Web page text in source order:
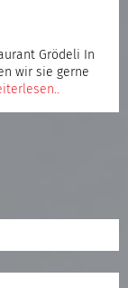
Grödeli In
wir sie gerne